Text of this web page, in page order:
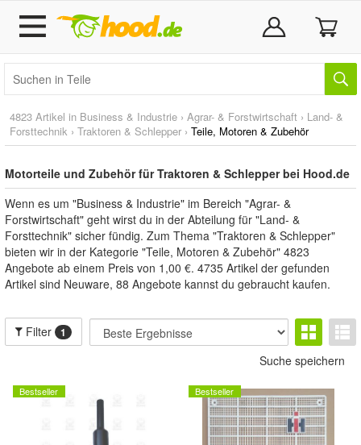
4823 Artikel in Business & Industrie › Agrar- & Forstwirtschaft › Land- &
Forsttechnik › Traktoren & Schlepper › Teile, Motoren & Zubehör
Motorteile und Zubehör für Traktoren & Schlepper bei Hood.de
Wenn es um "Business & Industrie" im Bereich "Agrar- &
Forstwirtschaft" geht wirst du in der Abteilung für "Land- &
Forsttechnik" sicher fündig. Zum Thema "Traktoren & Schlepper"
bieten wir in der Kategorie "Teile, Motoren & Zubehör" 4823
Angebote ab einem Preis von 1,00 €. 4735 Artikel der gefunden
Artikel sind Neuware, 88 Angebote kannst du gebraucht kaufen.
Filter 1
Suche speichern
Bestseller Bestseller